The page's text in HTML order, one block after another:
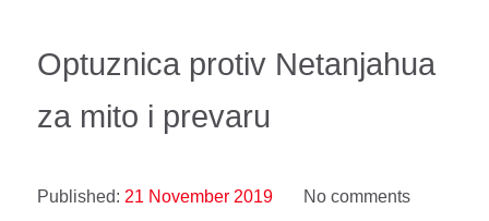
Optuznica protiv Netanjahua
za mito i prevaru
Published: 21 November 2019
No comments